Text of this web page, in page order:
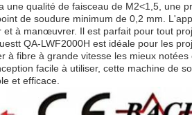
une qualité de faisceau de M2<1,5, une
de soudure minimum de 0,2 mm.
à manœuvrer. Il est parfait pour tout
QA-LWF2000H est idéale pour les
à fibre à grande vitesse les mieux
facile à utiliser, cette machine de
et efficace.